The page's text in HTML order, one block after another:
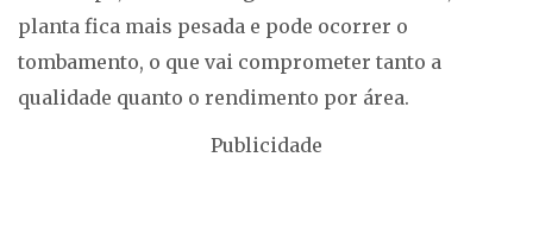
planta fica mais pesada e pode ocorrer o
tombamento, o que vai comprometer tanto a
qualidade quanto o rendimento por área.
Publicidade